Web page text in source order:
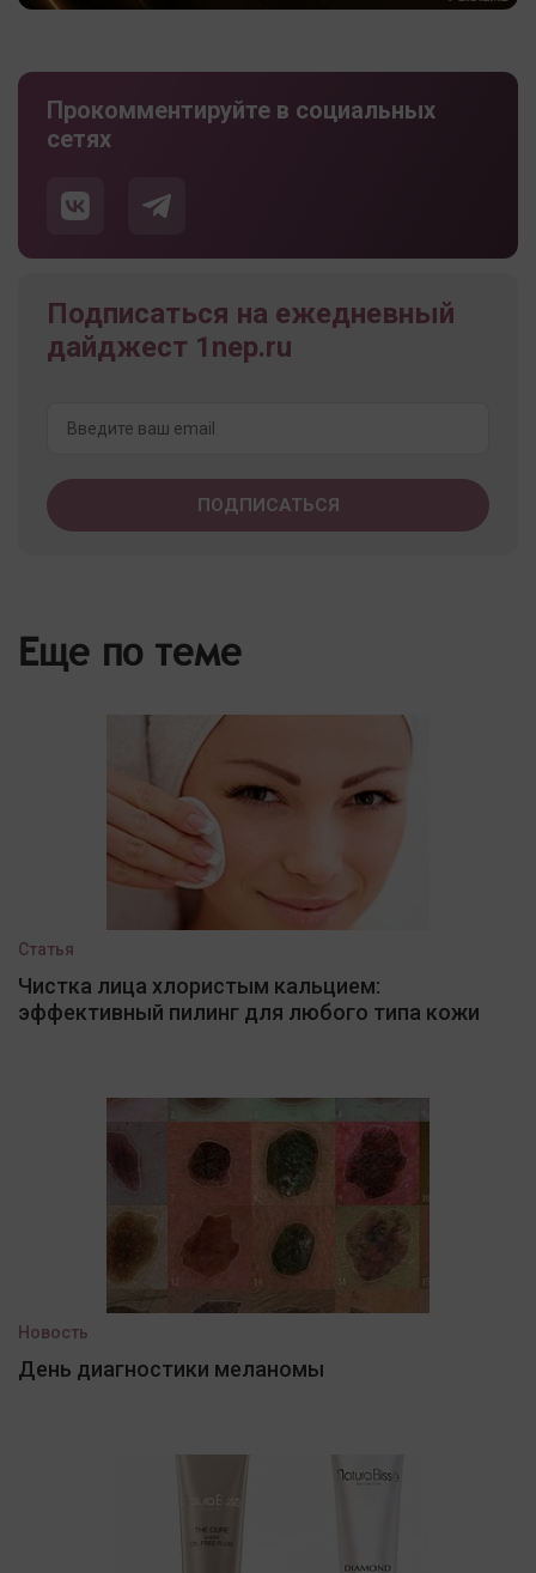
Прокомментируйте в социальных
сетях
Подписаться на ежедневный
дайджест 1nep.ru
Еще по теме
Статья
Чистка лица хлористым кальцием:
эффективный пилинг для любого типа кожи
Новость
День диагностики меланомы